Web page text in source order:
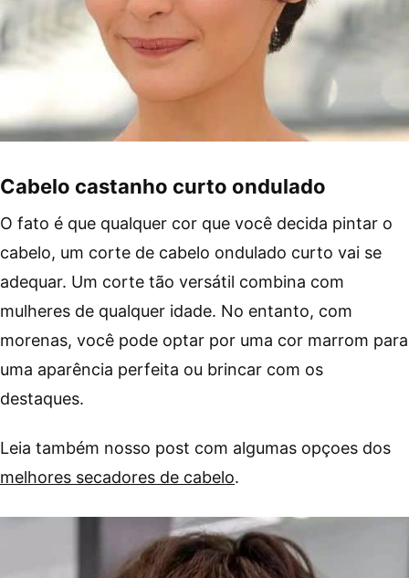
Cabelo castanho curto ondulado
O fato é que qualquer cor que você decida pintar o
cabelo, um corte de cabelo ondulado curto vai se
adequar. Um corte tão versátil combina com
mulheres de qualquer idade. No entanto, com
morenas, você pode optar por uma cor marrom para
uma aparência perfeita ou brincar com os
destaques.
Leia também nosso post com algumas opçoes dos
melhores secadores de cabelo.